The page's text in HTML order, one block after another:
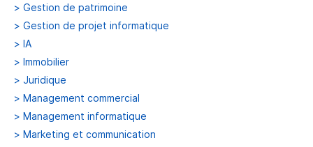
> Gestion de patrimoine
> Gestion de projet informatique
> IA
> Immobilier
> Juridique
> Management commercial
> Management informatique
> Marketing et communication